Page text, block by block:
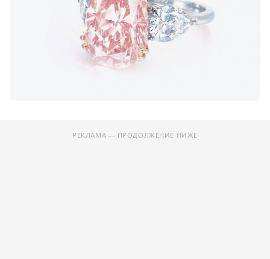
РЕКЛАМА — ПРОДОЛЖЕНИЕ НИЖЕ